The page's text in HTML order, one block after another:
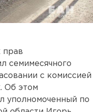
прав
семимесячного
с комиссией
Об этом
уполномоченный по